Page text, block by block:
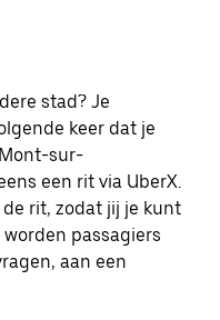
stad? Je
keer dat je
sur-
een rit via UberX.
rit, zodat jij je kunt
passagiers
aan een